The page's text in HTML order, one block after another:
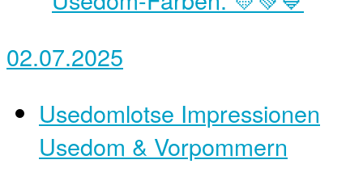
02.07.2025
Usedomlotse Impressionen
Usedom & Vorpommern